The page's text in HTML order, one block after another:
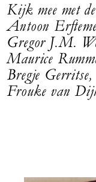
Kijk mee met
Antoon
Gregor J.M.
Maurice
Bregje
Frouke van